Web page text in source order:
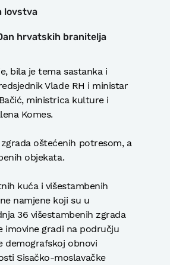
lovstva
hrvatskih branitelja
bila je tema sastanka i
Vlade RH i ministar
ministrica kulture i
Komes.
oštećenih potresom, a
objekata.
kuća i višestambenih
namjene koji su u
36 višestambenih zgrada
imovine gradi na području
demografskoj obnovi
Sisačko-moslavačke